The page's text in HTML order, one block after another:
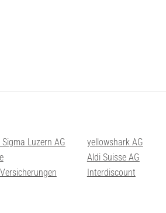
Luzern AG
yellowshark AG
Aldi Suisse AG
Interdiscount